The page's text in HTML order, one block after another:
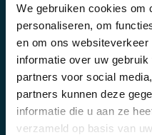
We gebruiken cookies om
personaliseren, om
en om ons
informatie over uw
partners voor social
partners kunnen deze
informatie die u aan ze
verzameld op basis van
Al meer dan 70 jaar
Producten
Boxsprings